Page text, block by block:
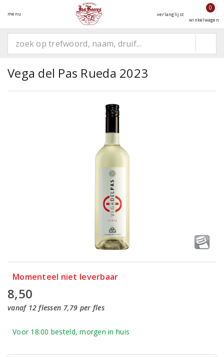
menu verlanglijst
0
winkelwagen
Vega del Pas Rueda 2023
Momenteel niet leverbaar
8,50
vanaf 12 flessen 7,79 per fles
Voor 18:00 besteld, morgen in huis